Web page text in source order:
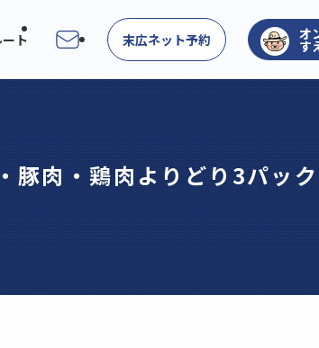
ト
お問い合わせ
末広ネット予約 す
豚肉・鶏肉よりどり3パッ